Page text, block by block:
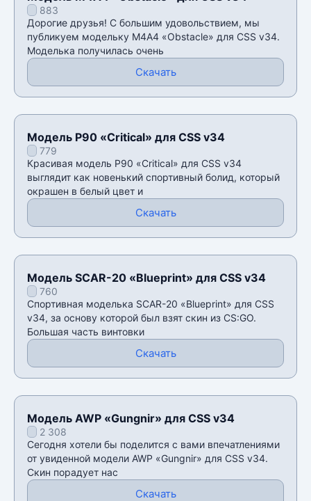
883
Дорогие друзья! С большим удовольствием, мы
публикуем модельку М4А4 «Obstacle» для CSS v34.
Моделька получилась очень
Скачать
Модель P90 «Critical» для CSS v34
779
Красивая модель P90 «Critical» для CSS v34
выглядит как новенький спортивный болид, который
окрашен в белый цвет и
Скачать
Модель SCAR-20 «Blueprint» для CSS v34
760
Спортивная моделька SCAR-20 «Blueprint» для CSS
v34, за основу которой был взят скин из CS:GO.
Большая часть винтовки
Скачать
Модель AWP «Gungnir» для CSS v34
2 308
Сегодня хотели бы поделится с вами впечатлениями
от увиденной модели AWP «Gungnir» для CSS v34.
Скин порадует нас
Скачать